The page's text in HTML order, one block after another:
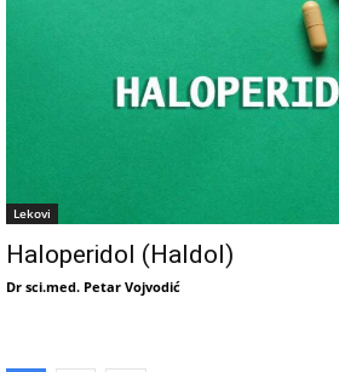
Lekovi
Haloperidol (Haldol)
Dr sci.med. Petar Vojvodić